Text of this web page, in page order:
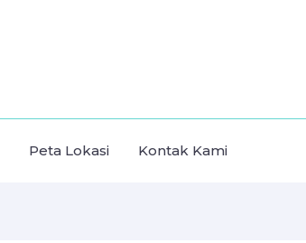
Peta Lokasi Kontak Kami